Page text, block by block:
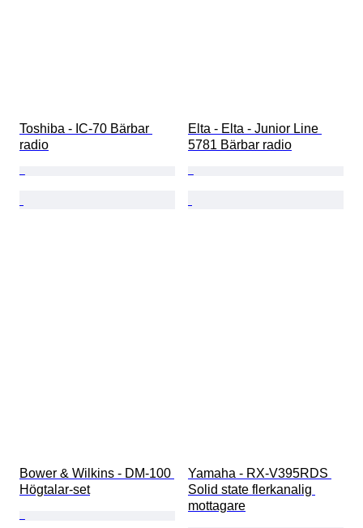
Toshiba - IC-70 Bärbar
radio
Elta - Elta - Junior Line
5781 Bärbar radio
Bower & Wilkins - DM-100
Högtalar-set
Yamaha - RX-V395RDS
Solid state flerkanalig
mottagare